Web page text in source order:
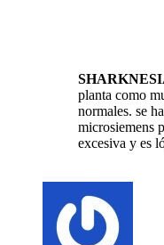
planta como
normales. se
microsiemens
excesiva y es